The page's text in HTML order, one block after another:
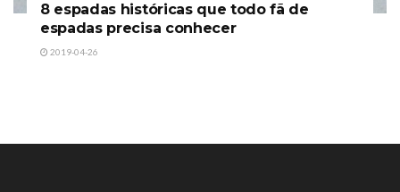
8 espadas históricas que todo fã de
espadas precisa conhecer
2019-04-26